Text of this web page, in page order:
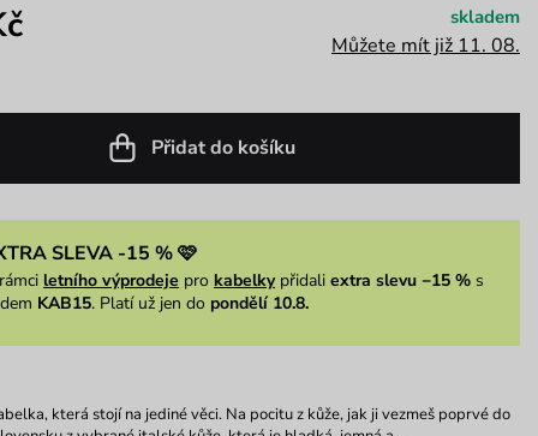
skladem
Můžete mít již 11. 08.
Přidat do košíku
SLEVA -15 % 🩷
letního výprodeje pro kabelkypřidali extra slevu −15 %s
KAB15. Platí už jen do pondělí 10.8.
která stojí na jediné věci. Na pocitu z kůže, jak ji vezmeš poprvé do